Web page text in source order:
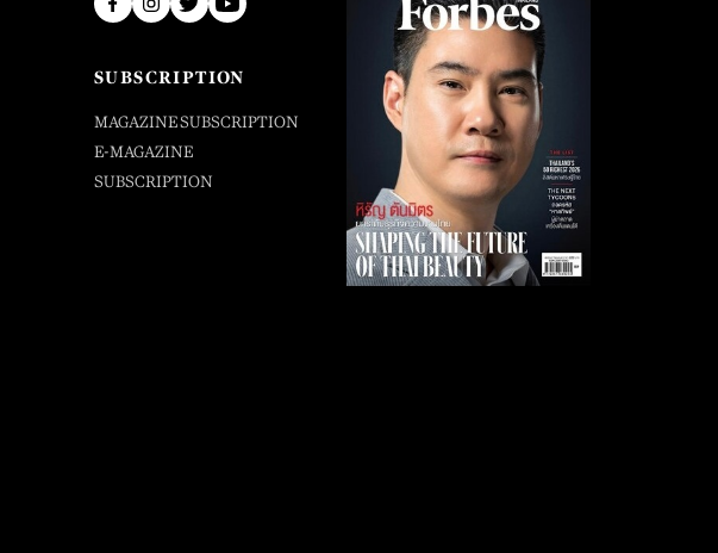
SUBSCRIPTION
MAGAZINE SUBSCRIPTION
E-MAGAZINE
SUBSCRIPTION